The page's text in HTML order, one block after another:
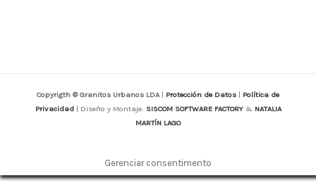
Copyrigth © Granitos Urbanos LDA| Protección de Datos
Política de
Privacidad| Diseño y Montaje: SISCOM SOFTWARE FACTORY& NATALIA
MARTÍN LAGO
Gerenciar consentimento